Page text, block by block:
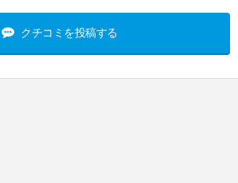
クチコミを投稿する